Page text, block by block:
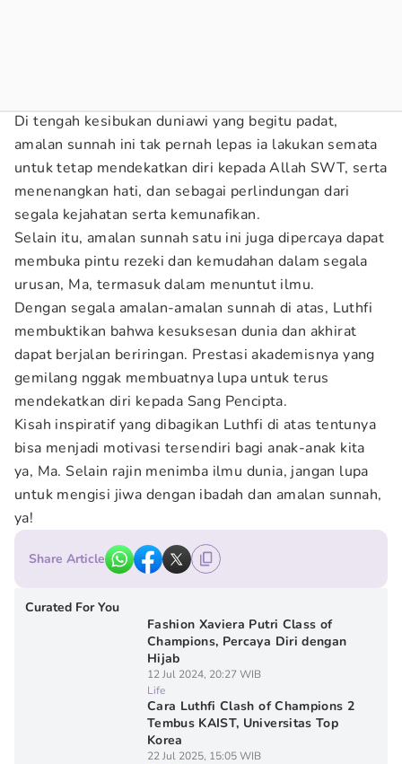
Di tengah kesibukan duniawi yang begitu padat,
amalan sunnah ini tak pernah lepas ia lakukan semata
untuk tetap mendekatkan diri kepada Allah SWT, serta
menenangkan hati, dan sebagai perlindungan dari
segala kejahatan serta kemunafikan.
Selain itu, amalan sunnah satu ini juga dipercaya dapat
membuka pintu rezeki dan kemudahan dalam segala
urusan, Ma, termasuk dalam menuntut ilmu.
Dengan segala amalan-amalan sunnah di atas, Luthfi
membuktikan bahwa kesuksesan dunia dan akhirat
dapat berjalan beriringan. Prestasi akademisnya yang
gemilang nggak membuatnya lupa untuk terus
mendekatkan diri kepada Sang Pencipta.
Kisah inspiratif yang dibagikan Luthfi di atas tentunya
bisa menjadi motivasi tersendiri bagi anak-anak kita
ya, Ma. Selain rajin menimba ilmu dunia, jangan lupa
untuk mengisi jiwa dengan ibadah dan amalan sunnah,
ya!
Share Article
Curated For You
Fashion Xaviera Putri Class of
Champions, Percaya Diri dengan
Hijab
12 Jul 2024, 20:27 WIB
Life
Cara Luthfi Clash of Champions 2
Tembus KAIST, Universitas Top
Korea
22 Jul 2025, 15:05 WIB